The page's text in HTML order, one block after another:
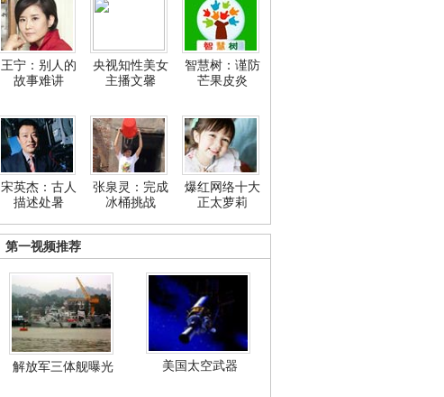
王宁：别人的
故事难讲
央视知性美女
主播文馨
智慧树：谨防
芒果皮炎
宋英杰：古人
描述处暑
张泉灵：完成
冰桶挑战
爆红网络十大
正太萝莉
第一视频推荐
解放军三体舰曝光 美国太空武器